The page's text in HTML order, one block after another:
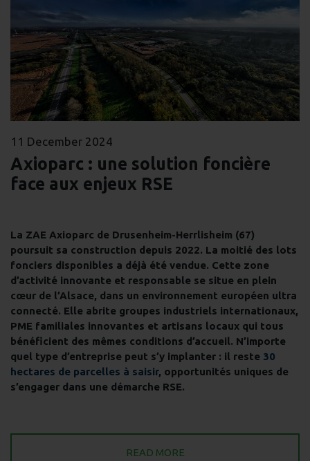
11 December 2024
Axioparc : une solution foncière
face aux enjeux RSE
La ZAE Axioparc de Drusenheim-Herrlisheim (67)
poursuit sa construction depuis 2022. La moitié des lots
fonciers disponibles a déjà été vendue. Cette zone
d’activité innovante et responsable se situe en plein
cœur de l’Alsace, dans un environnement européen ultra
connecté. Elle abrite groupes industriels internationaux,
PME familiales innovantes et artisans locaux qui tous
bénéficient des mêmes conditions d’accueil. N’importe
quel type d’entreprise peut s’y implanter : il reste 30
hectares de parcelles à saisir, opportunités uniques de
s’engager dans une démarche RSE.
READ MORE